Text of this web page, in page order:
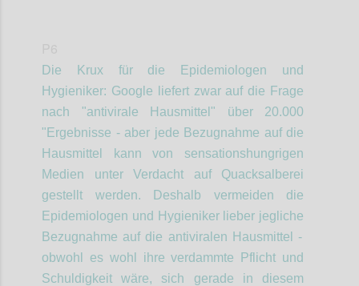
Die Krux für die Epidemiologen und
Hygieniker: Google liefert zwar auf die Frage
nach "antivirale Hausmittel" über 20.000
"Ergebnisse - aber jede Bezugnahme auf die
Hausmittel kann von sensationshungrigen
Medien unter Verdacht auf Quacksalberei
gestellt werden. Deshalb vermeiden die
Epidemiologen und Hygieniker lieber jegliche
Bezugnahme auf die antiviralen Hausmittel -
obwohl es wohl
ihre verdammte Pflicht und
Schuldigkeit wäre, sich gerade in diesem